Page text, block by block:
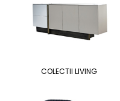
COLECTII LIVING